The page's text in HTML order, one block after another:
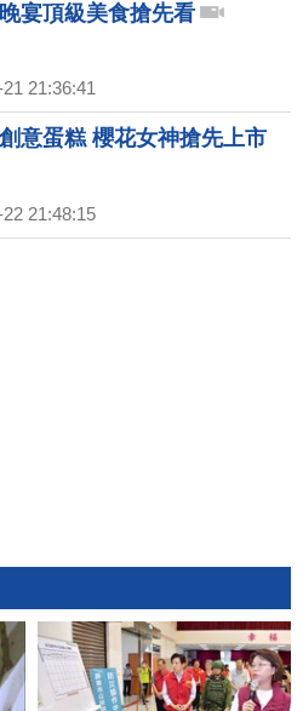
宴頂級美食搶先看
21:36:41
意蛋糕 櫻花女神搶先上市
21:48:15